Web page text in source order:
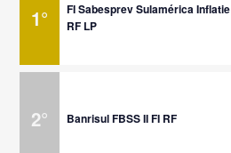
1°
FI Sabesprev Sulamérica Inflatie
RF LP
2° Banrisul FBSS II FI RF